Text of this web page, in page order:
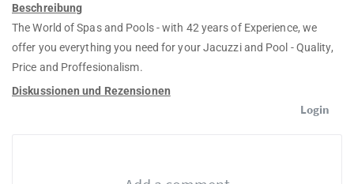
Beschreibung
The World of Spas and Pools - with 42 years of Experience, we
offer you everything you need for your Jacuzzi and Pool - Quality,
Price and Proffesionalism.
Diskussionen und Rezensionen
Login